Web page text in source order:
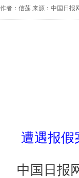
作者：信莲 来源：中国日报
遭遇报假
中国日报